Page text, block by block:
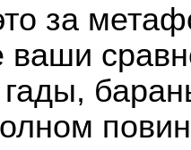
за
ваши